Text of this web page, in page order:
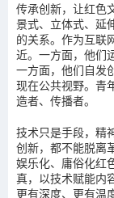
传承创新，让红色
景式、立体式、延
的关系。作为互联
近。一方面，他们
一方面，他们自发
现在公共视野。青
造者、传播者。
技术只是手段，精
创新，都不能脱离
娱乐化、庸俗化红
真，以技术赋能内
更有深度、更有温